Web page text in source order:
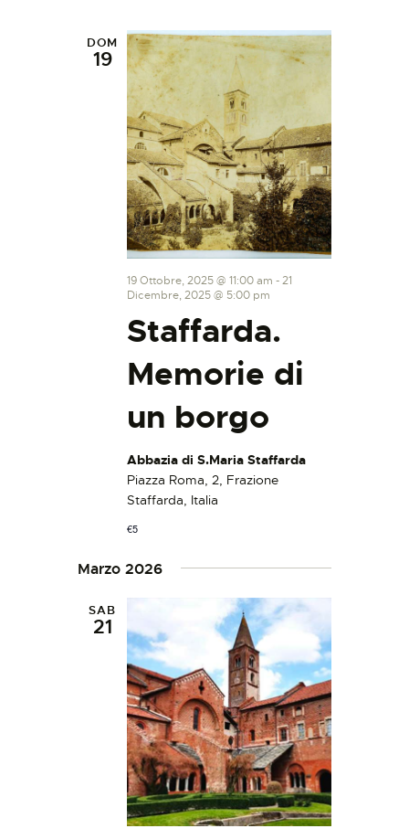
DOM
19
Staffarda.
Memorie di
un borgo
19 Ottobre, 2025 @ 11:00 am -21
Dicembre, 2025 @ 5:00 pm
Abbazia di S.Maria Staffarda
Piazza Roma, 2, Frazione
Staffarda, Italia
€5
Marzo 2026
SAB
21